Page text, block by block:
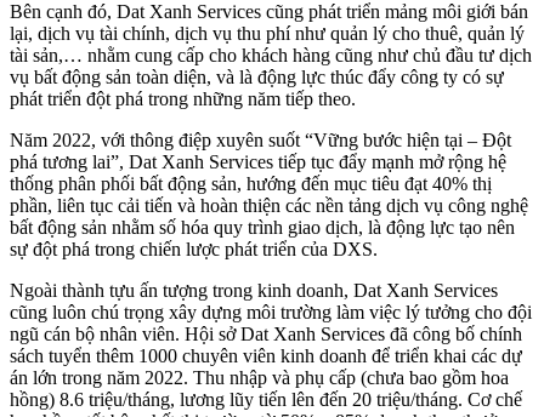
Bên cạnh đó, Dat Xanh Services cũng phát triển mảng môi giới bán
lại, dịch vụ tài chính, dịch vụ thu phí như quản lý cho thuê, quản lý
tài sản,… nhằm cung cấp cho khách hàng cũng như chủ đầu tư dịch
vụ bất động sản toàn diện, và là động lực thúc đẩy công ty có sự
phát triển đột phá trong những năm tiếp theo.
Năm 2022, với thông điệp xuyên suốt “Vững bước hiện tại – Đột
phá tương lai”, Dat Xanh Services tiếp tục đẩy mạnh mở rộng hệ
thống phân phối bất động sản, hướng đến mục tiêu đạt 40% thị
phần, liên tục cải tiến và hoàn thiện các nền tảng dịch vụ công nghệ
bất động sản nhằm số hóa quy trình giao dịch, là động lực tạo nên
sự đột phá trong chiến lược phát triển của DXS.
Ngoài thành tựu ấn tượng trong kinh doanh, Dat Xanh Services
cũng luôn chú trọng xây dựng môi trường làm việc lý tưởng cho đội
ngũ cán bộ nhân viên. Hội sở Dat Xanh Services đã công bố chính
sách tuyển thêm 1000 chuyên viên kinh doanh để triển khai các dự
án lớn trong năm 2022. Thu nhập và phụ cấp (chưa bao gồm hoa
hồng) 8.6 triệu/tháng, lương lũy tiến lên đến 20 triệu/tháng. Cơ chế